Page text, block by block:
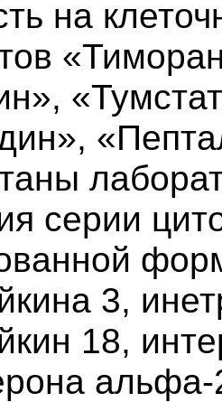
на
серии
3,
18,
альфа-